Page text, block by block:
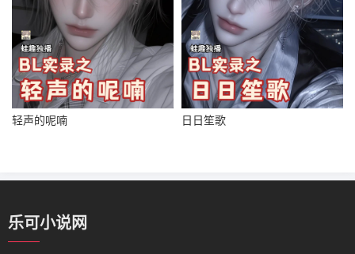
轻声的呢喃 日日笙歌
乐可小说网